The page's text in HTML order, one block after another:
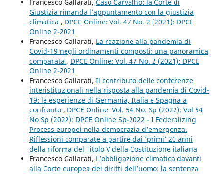
Francesco Gallarati, Caso Carvalho: la Corte di
Giustizia rimanda l’appuntamento con la giustizia
climatica , DPCE Online: Vol. 47 No. 2 (2021): DPCE
Online 2-2021
Francesco Gallarati, La reazione alla pandemia di
Covid-19 negli ordinamenti composti: una panoramica
comparata , DPCE Online: Vol. 47 No. 2 (2021): DPCE
Online 2-2021
Francesco Gallarati, Il contributo delle conferenze
interistituzionali nella risposta alla pandemia di Covid-
19: le esperienze di Germania, Italia e Spagna a
confronto , DPCE Online: Vol. 54 No. Sp (2022): Vol 54
No Sp (2022): DPCE Online Sp-2022 - I Federalizing
Process europei nella democrazia d’emergenza.
Riflessioni comparate a partire dai ‘primi’ 20 anni
della riforma del Titolo V della Costituzione italiana
Francesco Gallarati, L’obbligazione climatica davanti
alla Corte europea dei diritti dell’uomo: la sentenza